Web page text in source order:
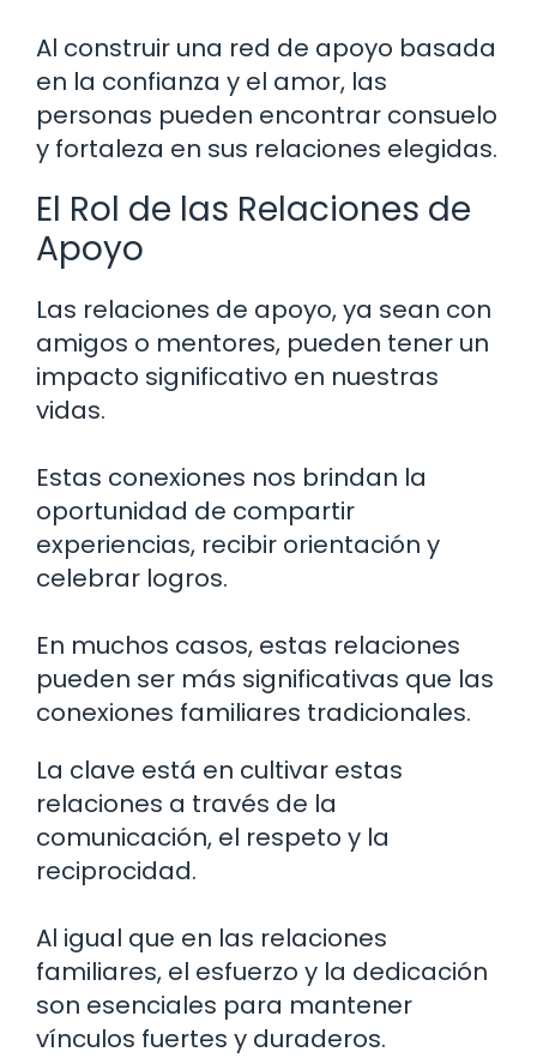
Al construir una red de apoyo basada
en la confianza y el amor, las
personas pueden encontrar consuelo
y fortaleza en sus relaciones elegidas.
El Rol de las Relaciones de
Apoyo
Las relaciones de apoyo, ya sean con
amigos o mentores, pueden tener un
impacto significativo en nuestras
vidas.
Estas conexiones nos brindan la
oportunidad de compartir
experiencias, recibir orientación y
celebrar logros.
En muchos casos, estas relaciones
pueden ser más significativas que las
conexiones familiares tradicionales.
La clave está en cultivar estas
relaciones a través de la
comunicación, el respeto y la
reciprocidad.
Al igual que en las relaciones
familiares, el esfuerzo y la dedicación
son esenciales para mantener
vínculos fuertes y duraderos.